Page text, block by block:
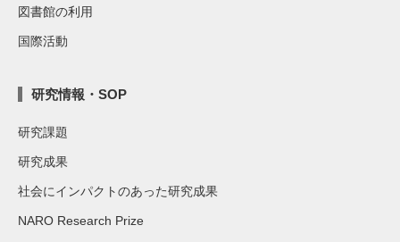
図書館の利用
国際活動
研究情報・SOP
研究課題
研究成果
社会にインパクトのあった研究成果
NARO Research Prize